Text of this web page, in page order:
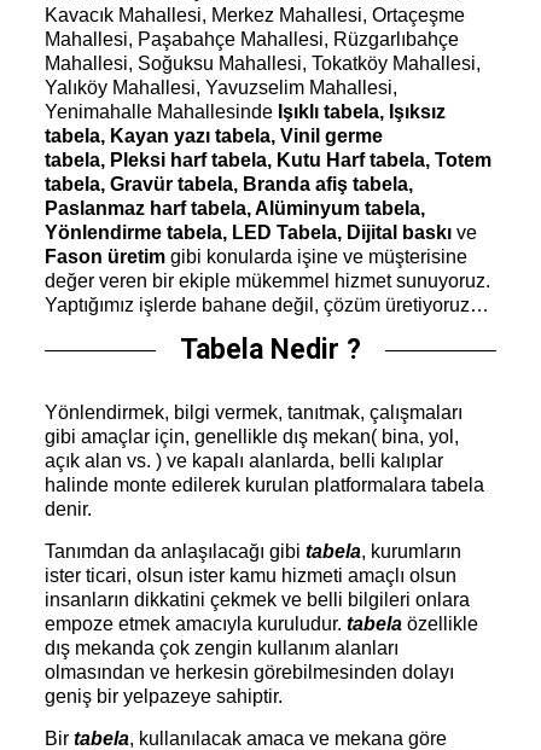
Kavacık Mahallesi, Merkez Mahallesi, Ortaçeşme
Mahallesi, Paşabahçe Mahallesi, Rüzgarlıbahçe
Mahallesi, Soğuksu Mahallesi, Tokatköy Mahallesi,
Yalıköy Mahallesi, Yavuzselim Mahallesi,
Yenimahalle Mahallesinde Işıklı tabela, Işıksız
tabela, Kayan yazı tabela, Vinil germe
tabela, Pleksi harf tabela, Kutu Harf tabela, Totem
tabela, Gravür tabela, Branda afiş tabela,
Paslanmaz harf tabela, Alüminyum tabela,
Yönlendirme tabela, LED Tabela, Dijital baskı ve
Fason üretimgibi konularda işine ve müşterisine
değer veren bir ekiple mükemmel hizmet sunuyoruz.
Yaptığımız işlerde bahane değil, çözüm üretiyoruz…
Tabela Nedir ?
Yönlendirmek, bilgi vermek, tanıtmak, çalışmaları
gibi amaçlar için, genellikle dış mekan( bina, yol,
açık alan vs. ) ve kapalı alanlarda, belli kalıplar
halinde monte edilerek kurulan platformalara tabela
denir.
Tanımdan da anlaşılacağı gibi tabela, kurumların
ister ticari, olsun ister kamu hizmeti amaçlı olsun
insanların dikkatini çekmek ve belli bilgileri onlara
empoze etmek amacıyla kuruludur. tabela özellikle
dış mekanda çok zengin kullanım alanları
olmasından ve herkesin görebilmesinden dolayı
geniş bir yelpazeye sahiptir.
Bir tabela, kullanılacak amaca ve mekana göre